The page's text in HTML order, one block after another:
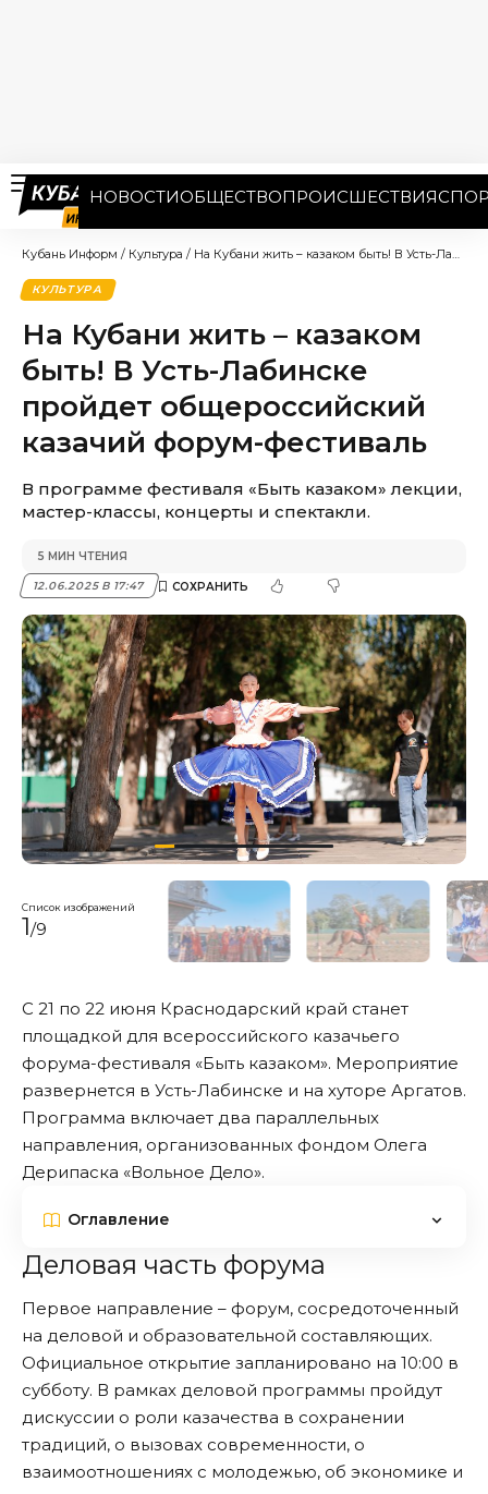
НОВОСТИОБЩЕСТВОПРОИСШЕСТВИЯ
Кубань Информ / Культура / На Кубани жить – казаком быть! В Усть-Лабинске пройдет общероссийский казачий форум-фестиваль
КУЛЬТУРА
На Кубани жить – казаком
быть! В Усть-Лабинске
пройдет общероссийский
казачий форум-фестиваль
В программе фестиваля «Быть казаком» лекции,
мастер-классы, концерты и спектакли.
12.06.2025 В 17:47
5 МИН ЧТЕНИЯ
Список изображений
1/9
С 21 по 22 июня Краснодарский край станет
площадкой для всероссийского казачьего
форума-фестиваля «Быть казаком». Мероприятие
развернется в Усть-Лабинске и на хуторе Аргатов.
Программа включает два параллельных
направления, организованных фондом Олега
Дерипаска «Вольное Дело».
Оглавление
Деловая часть форума
Первое направление – форум, сосредоточенный
на деловой и образовательной составляющих.
Официальное открытие запланировано на 10:00 в
субботу. В рамках деловой программы пройдут
дискуссии о роли казачества в сохранении
традиций, о вызовах современности, о
взаимоотношениях с молодежью, об экономике и